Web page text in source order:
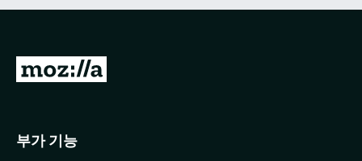
M
부가 기능